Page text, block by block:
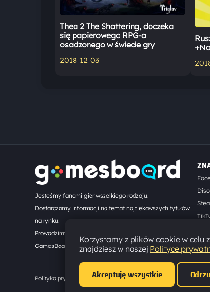
Thea 2 The Shattering, doczeka
się papierowego RPG-a
osadzonego w świecie gry
2018-12-03
Jesteśmy fanami gier wszelkiego rodzaju.
Dostarczamy informacji na temat najciekawszych tytułów
na rynku.
Prowadzimy turnieje online. Działamy od 2008 roku.
GamesBoard.pl © 2026
Polityka prywatności · Ustawienia cookies
Korzystamy z plików cookie w celu
znajdziesz w naszej Polityce
Akceptuję wszystkie